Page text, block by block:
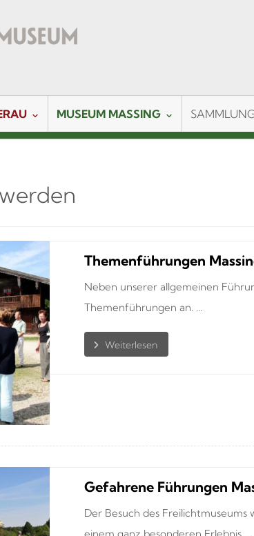
MUSEUM MASSING
Themenführungen
Neben unserer allgemeinen
Themenführungen an. ...
Gefahrene Führungen
Der Besuch des
einem ganz besonderen Erlebnis. ...